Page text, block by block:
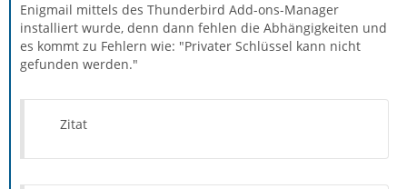
Enigmail mittels des Thunderbird Add-ons-Manager
installiert wurde, denn dann fehlen die Abhängigkeiten und
es kommt zu Fehlern wie: "Privater Schlüssel kann nicht
gefunden werden."
Zitat